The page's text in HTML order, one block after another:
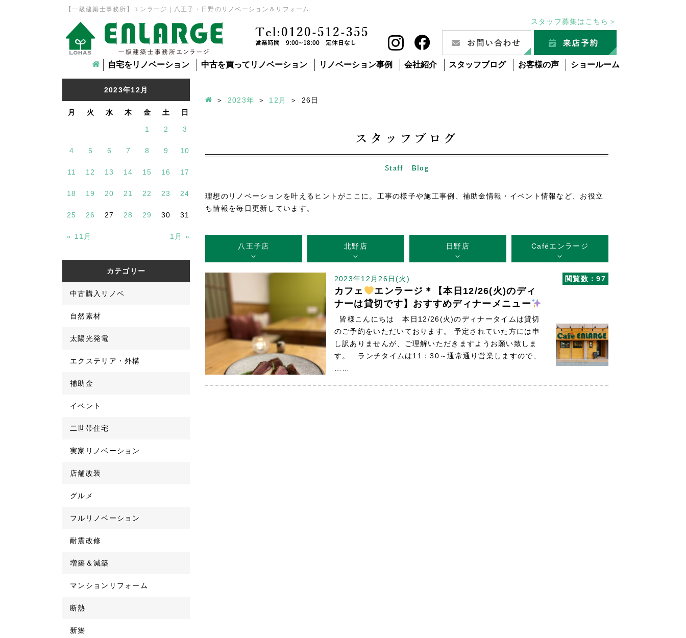
【一級建築士事務所】エンラージ｜八王子・日野のリノベーション＆リフォーム
スタッフ募集はこちら＞
Tel:0120-512-355
営業時間 9:00~18:00 定休日なし
自宅をリノベーション 中古を買ってリノベーション リノベーション事例 会社紹介 スタッフブログ お客様の声 ショールーム
2023年12月
月 火 水 木 金 土 日
« 11月 1月 »
1 2 3
4 5 6 7 8 9 10
11 12 13 14 15 16 17
18 19 20 21 22 23 24
25 26 27 28 29 30 31
カテゴリー
中古購入リノベ
自然素材
太陽光発電
エクステリア・外構
補助金
イベント
二世帯住宅
実家リノベーション
店舗改装
グルメ
フルリノベーション
耐震改修
増築＆減築
マンションリフォーム
断熱
新築
2023年 12月 26日
スタッフブログ
Staff Blog
理想のリノベーションを叶えるヒントがここに。工事の様子や施工事例、補助金情報・イベント情報など、お役立
ち情報を毎日更新しています。
八王子店 北野店 日野店 Caféエンラージ
閲覧数：97
2023年12月26日(火)
カフェ
エンラージ＊【本日12/26(火)のディ
ナーは貸切です】おすすめディナーメニュー
皆様こんにちは 本日12/26(火)のディナータイムは貸切
のご予約をいただいております。 予定されていた方には申
し訳ありませんが、ご理解いただきますようお願い致しま
す。 ランチタイムは11：30～通常通り営業しますので、